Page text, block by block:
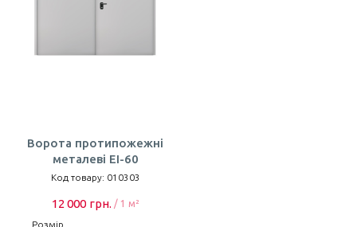
Ворота протипожежні
металеві EI-60
Код товару: 010303
12 000 грн. / 1 м²
Розмір